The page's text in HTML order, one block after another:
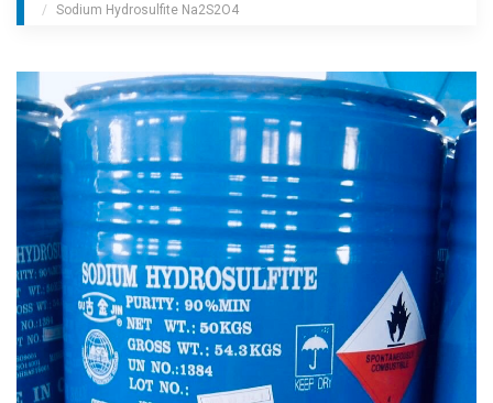
Sodium Hydrosulfite Na2S2O4